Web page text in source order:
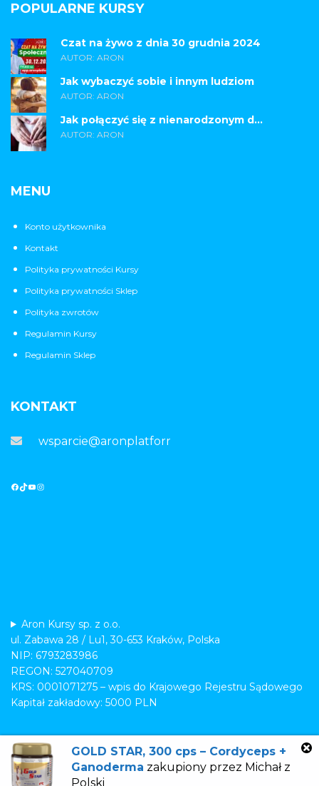
POPULARNE KURSY
Czat na żywo z dnia 30 grudnia 2024
AUTOR: ARON
Jak wybaczyć sobie i innym ludziom
AUTOR: ARON
Jak połączyć się z nienarodzonym d...
AUTOR: ARON
MENU
Konto użytkownika
Kontakt
Polityka prywatności Kursy
Polityka prywatności Sklep
Polityka zwrotów
Regulamin Kursy
Regulamin Sklep
KONTAKT
wsparcie@aronplatforma.pl
Aron Kursy sp. z o.o.
ul. Zabawa 28 / Lu1, 30-653 Kraków, Polska
NIP: 6793283986
REGON: 527040709
KRS: 0001071275 – wpis do Krajowego Rejestru Sądowego
Kapitał zakładowy: 5000 PLN
GOLD STAR, 300 cps – Cordyceps +
Ganoderma zakupiony przez Michałz
Polski